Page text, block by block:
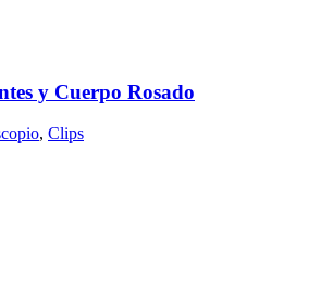
y Cuerpo Rosado
, Clips